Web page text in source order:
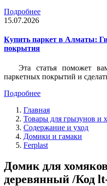
Подробнее
15.07.2026
Купить паркет в Алматы:
покрытия
Эта статья поможет
паркетных покрытий и
Подробнее
Главная
Товары для грызунов и
Содержание и уход
Домики и гамаки
Ferplast
Домик для
деревянный /Код